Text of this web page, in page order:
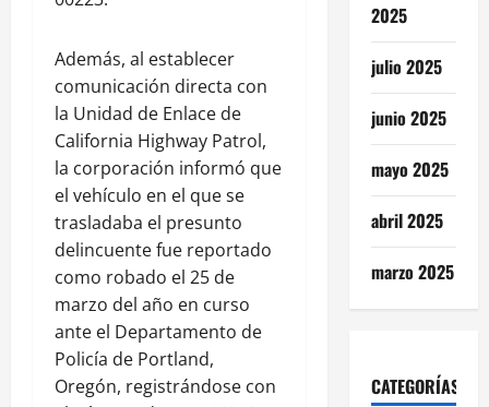
Además, al establecer
comunicación directa con
la Unidad de Enlace de
California Highway Patrol,
la corporación informó que
el vehículo en el que se
trasladaba el presunto
delincuente fue reportado
como robado el 25 de
marzo del año en curso
ante el Departamento de
Policía de Portland,
Oregón, registrándose con
2025
julio 2025
junio 2025
mayo 2025
abril 2025
marzo 2025
CATEGORÍAS